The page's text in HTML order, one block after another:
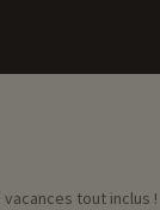
tout inclus !